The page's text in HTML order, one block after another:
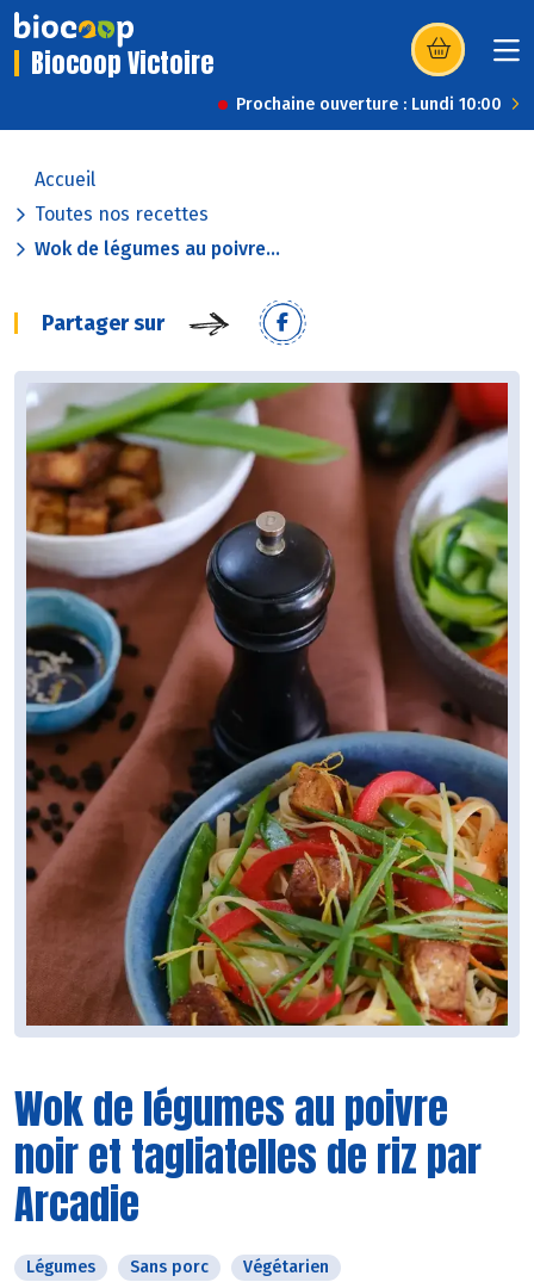
Biocoop Victoire (s’ouvre dans
Prochaine ouverture : Lundi 10:00
Accueil
Toutes nos recettes
Wok de légumes au poivre...
Partager sur
Wok de légumes au poivre
noir et tagliatelles de riz par
Arcadie
Légumes Sans porc Végétarien